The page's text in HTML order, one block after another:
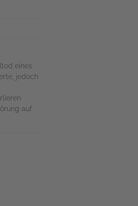
eines
jedoch
auf